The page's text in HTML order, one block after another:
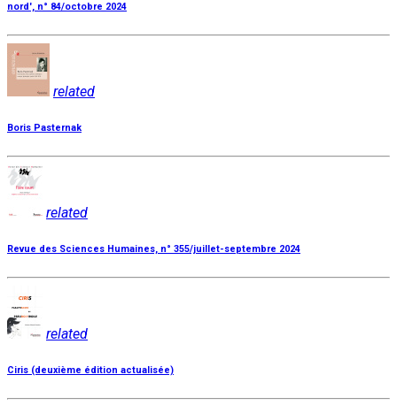
nord', n° 84/octobre 2024
related
Boris Pasternak
related
Revue des Sciences Humaines, n° 355/juillet-septembre 2024
related
Ciris (deuxième édition actualisée)